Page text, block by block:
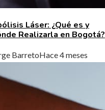
Láser: ¿Qué es y
Realizarla en Bogotá?
BarretoHace 4 meses